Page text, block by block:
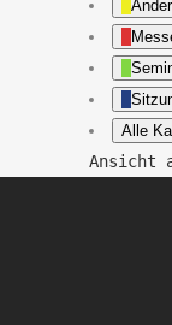
Alle
Ansicht